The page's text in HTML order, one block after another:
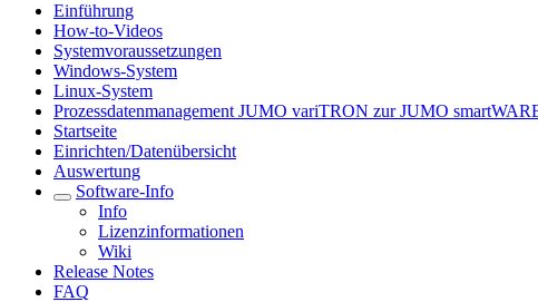
Einführung
How-to-Videos
Systemvoraussetzungen
Windows-System
Linux-System
Prozessdatenmanagement JUMO variTRON zur JUMO
Startseite
Einrichten/Datenübersicht
Auswertung
Software-Info
Info
Lizenzinformationen
Wiki
Release Notes
FAQ